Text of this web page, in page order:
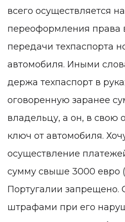
всего осуществляется
переоформления права
передачи техпаспорта
автомобиля. Иными
держа техпаспорт в
оговоренную заранее
владельцу, а он, в свою
ключ от автомобиля.
осуществление
сумму свыше 3000 евро
Португалии запрещено.
штрафами при его